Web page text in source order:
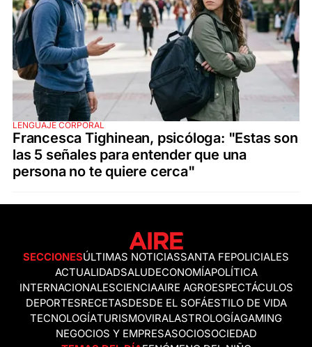
LENGUAJE CORPORAL
Francesca Tighinean, psicóloga: "Estas son
las 5 señales para entender que una
persona no te quiere cerca"
SECCIONESÚLTIMAS NOTICIASSANTA FEPOLICIALES
ACTUALIDADSALUDECONOMÍAPOLÍTICA
INTERNACIONALESCIENCIAAIRE AGROESPECTÁCULOS
DEPORTESRECETASDESDE EL SOFÁESTILO DE VIDA
TECNOLOGÍATURISMOVIRALASTROLOGÍAGAMING
NEGOCIOS Y EMPRESASOCIOSOCIEDAD